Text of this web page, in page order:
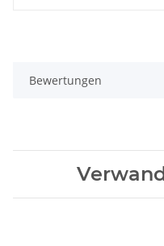
Bewertungen